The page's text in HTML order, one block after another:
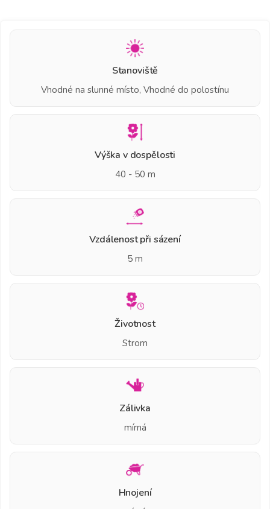
Stanoviště
Vhodné na slunné místo, Vhodné do polostínu
Výška v dospělosti
40 - 50 m
Vzdálenost při sázení
5 m
Životnost
Strom
Zálivka
mírná
Hnojení